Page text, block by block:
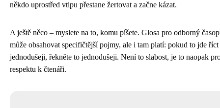
někdo uprostřed vtipu přestane žertovat a začne kázat.
A ještě něco – myslete na to, komu píšete. Glosa pro odborný
může obsahovat specifičtější pojmy, ale i tam platí: pokud to jde říct
jednodušeji, řekněte to jednodušeji. Není to slabost, je to naopak
respektu k čtenáři.